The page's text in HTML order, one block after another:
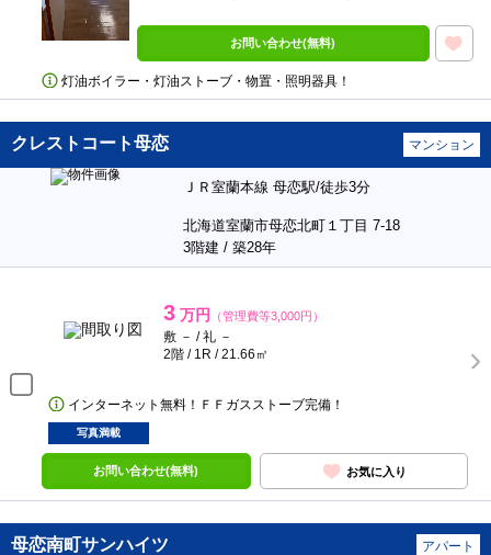
お問い合わせ(無料)
灯油ボイラー・灯油ストーブ・物置・照明器具！
クレストコート母恋 マンション
ＪＲ室蘭本線 母恋駅/徒歩3分
北海道室蘭市母恋北町１丁目 7-18
3階建 / 築28年
3 万円 （管理費等3,000円）
敷 － / 礼 －
2階 / 1R / 21.66㎡
インターネット無料！ＦＦガスストーブ完備！
写真満載
お問い合わせ(無料) お気に入り
母恋南町サンハイツ アパート